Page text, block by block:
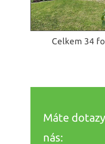
Celkem 34
Máte
nás: